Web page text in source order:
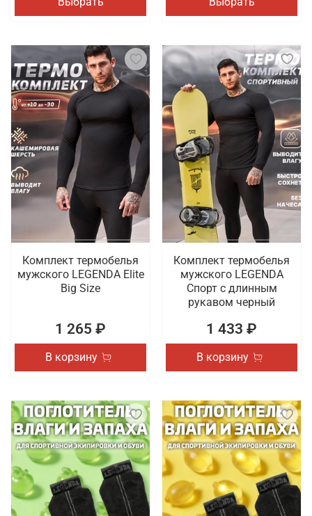
Комплект термобелья
мужского LEGENDA Elite
Big Size
1 265 ₽
В корзину
Комплект термобелья
мужского LEGENDA
Спорт с длинным
рукавом черный
1 433 ₽
В корзину